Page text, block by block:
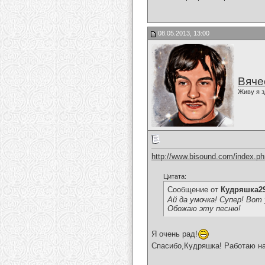
08.05.2013, 13:00
Живу я
http://www.bisound.com/
Цитата:
Сообщение от
Ай да умочка! Супер! Вот
Обожаю эту песню!
Я очень рад!
Спасибо,Кудряшка! Работаю